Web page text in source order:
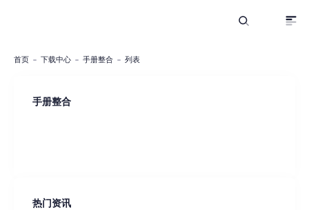
首页 下载中心 手册整合 列表
手册整合
热门资讯